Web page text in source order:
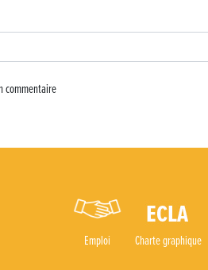
Emploi Charte graphique